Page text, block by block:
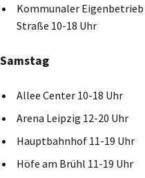
Kommunaler
Straße 10-18 Uhr
Samstag
Allee Center 10-18 Uhr
Arena Leipzig 12-20 Uhr
Hauptbahnhof 11-19 Uhr
Höfe am Brühl 11-19 Uhr